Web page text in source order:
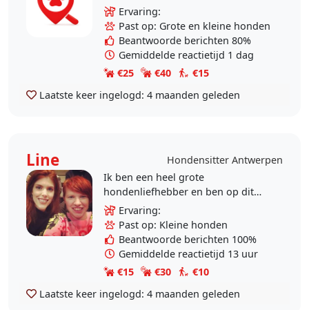
mij. ;-) Ben je op zoek naar een
betrouwbare en zorgzame oppas of
iemand die jouw..
Ervaring:
Past op: Grote en kleine honden
Beantwoorde berichten 80%
Gemiddelde reactietijd 1 dag
€25
€40
€15
Laatste keer ingelogd: 4 maanden geleden
Line
Hondensitter Antwerpen
Ik ben een heel grote
hondenliefhebber en ben op dit
moment aan het sparen voor een
groter huis zodat ik zelf een hondje
kan adopteren. In tussentijd..
Ervaring:
Past op: Kleine honden
Beantwoorde berichten 100%
Gemiddelde reactietijd 13 uur
€15
€30
€10
Laatste keer ingelogd: 4 maanden geleden